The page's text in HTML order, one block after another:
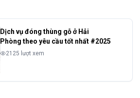
Dịch vụ đóng thùng gỗ ở Hải
Phòng theo yêu cầu tốt nhất #2025
2125 lượt xem